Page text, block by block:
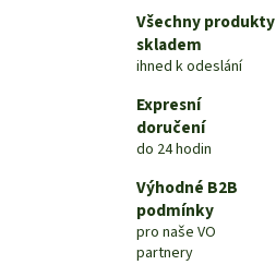
Všechny produkty
skladem
ihned k odeslání
Expresní
doručení
do 24 hodin
Výhodné B2B
podmínky
pro naše VO
partnery